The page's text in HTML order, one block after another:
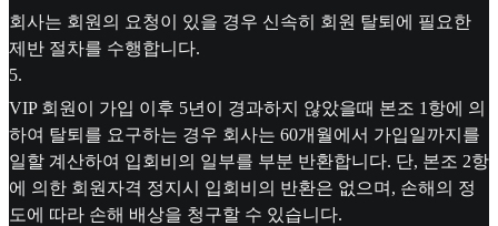
회사는 회원의 요청이 있을 경우 신속히 회원 탈퇴에 필요한
제반 절차를 수행합니다.
5.
VIP 회원이 가입 이후 5년이 경과하지 않았을때 본조 1항에 의
하여 탈퇴를 요구하는 경우 회사는 60개월에서 가입일까지를
일할 계산하여 입회비의 일부를 부분 반환합니다. 단, 본조 2항
에 의한 회원자격 정지시 입회비의 반환은 없으며, 손해의 정
도에 따라 손해 배상을 청구할 수 있습니다.